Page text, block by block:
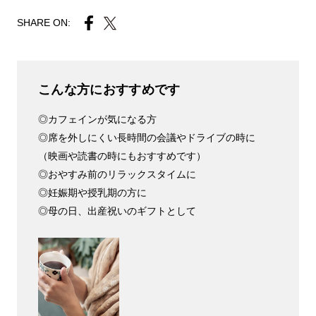
SHARE ON:
こんな方におすすめです
◎カフェインが気になる方
◎席を外しにくい長時間の会議やドライブの時に
（映画や読書の時にもおすすめです）
◎おやすみ前のリラックスタイムに
◎妊娠期や授乳期の方に
◎母の日、出産祝いのギフトとして